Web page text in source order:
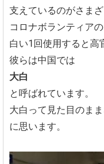
支えているのがさま
コロナボランティア
白い1回使用すると高
彼らは中国では
大白
と呼ばれています。
大白って見た目のま
に思います。